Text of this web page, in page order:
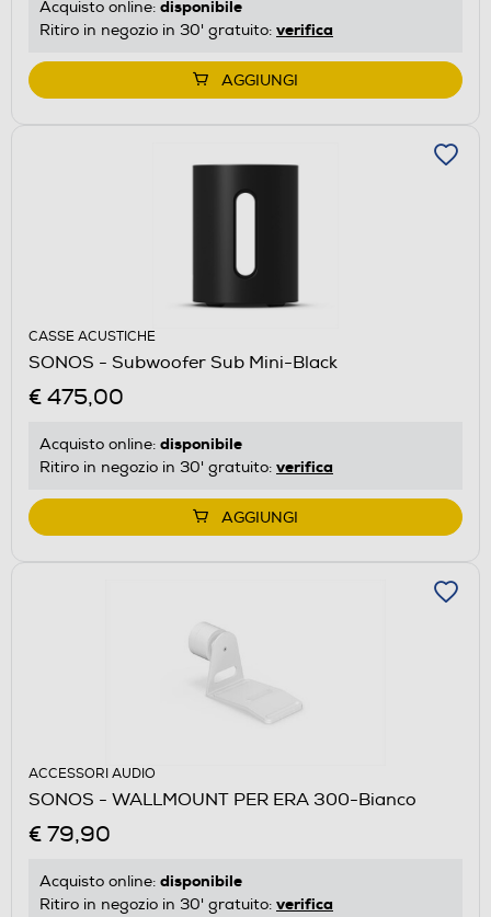
Acquisto online: disponibile
Ritiro in negozio in 30' gratuito: verifica
AGGIUNGI
CASSE ACUSTICHE
SONOS - Subwoofer Sub Mini-Black
€ 475,00
Acquisto online: disponibile
Ritiro in negozio in 30' gratuito: verifica
AGGIUNGI
ACCESSORI AUDIO
SONOS - WALLMOUNT PER ERA 300-Bianco
€ 79,90
Acquisto online: disponibile
Ritiro in negozio in 30' gratuito: verifica